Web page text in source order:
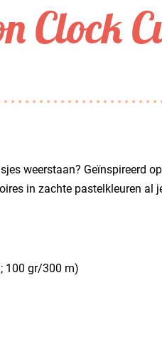
Clock
weerstaan? Geïnspireerd
in zachte pastelkleuren al
100 gr/300 m)